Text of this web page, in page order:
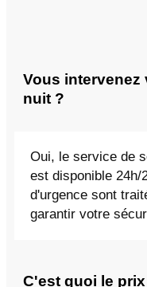
Vous intervenez
nuit ?
Oui, le service de
est disponible 24h/
d'urgence sont
garantir votre
C'est quoi le